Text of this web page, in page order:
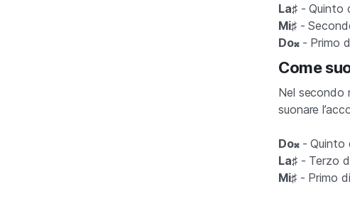
La♯- Quinto
Mi♯-
Do𝄪- Primo
Come
Nel secondo
suonare
Do𝄪- Quinto
La♯- Terzo
Mi♯- Primo